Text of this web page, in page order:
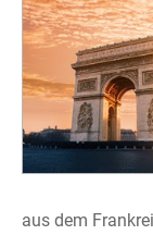
aus dem